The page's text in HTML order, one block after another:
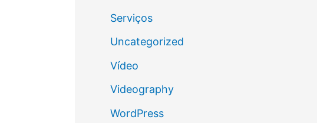
Serviços
Uncategorized
Vídeo
Videography
WordPress